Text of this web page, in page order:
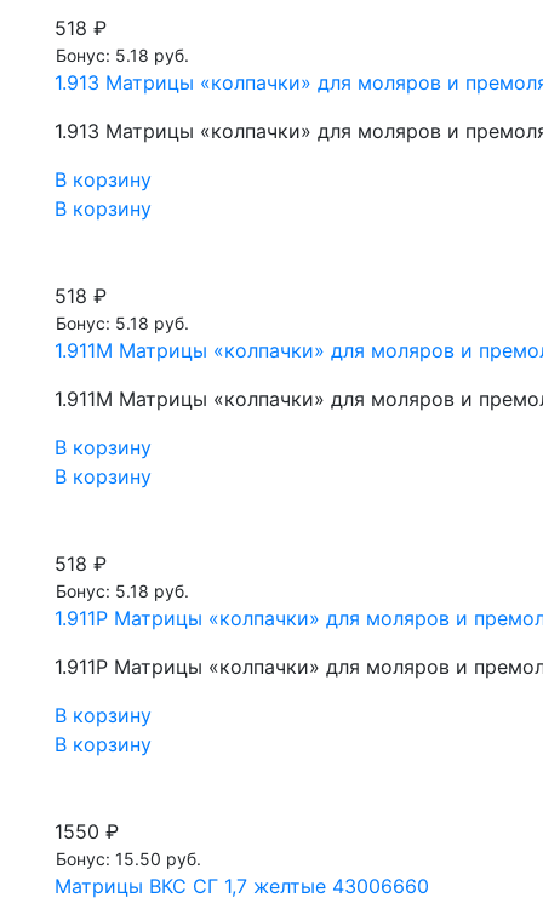
518 ₽
Бонус: 5.18 руб.
1.913 Матрицы «колпачки» для моляров и
1.913 Матрицы «колпачки» для моляров и
В корзину
В корзину
518 ₽
Бонус: 5.18 руб.
1.911М Матрицы «колпачки» для моляров и
1.911М Матрицы «колпачки» для моляров и
В корзину
В корзину
518 ₽
Бонус: 5.18 руб.
1.911Р Матрицы «колпачки» для моляров и
1.911Р Матрицы «колпачки» для моляров и
В корзину
В корзину
1550 ₽
Бонус: 15.50 руб.
Матрицы ВКС СГ 1,7 желтые 43006660